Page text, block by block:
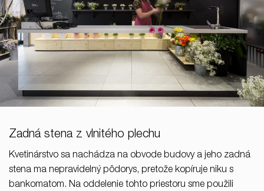
Zadná stena z vlnitého plechu
Kvetinárstvo sa nachádza na obvode budovy a jeho zadná
stena ma nepravidelný pôdorys, pretože kopíruje niku s
bankomatom. Na oddelenie tohto priestoru sme použili